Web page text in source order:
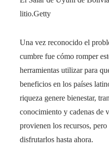
litio.Getty
Una vez reconocido el
cumbre fue cómo romper
herramientas utilizar para
beneficios en los países
riqueza genere bienestar,
conocimiento y cadenas de
provienen los recursos,
disfrutarlos hasta ahora.